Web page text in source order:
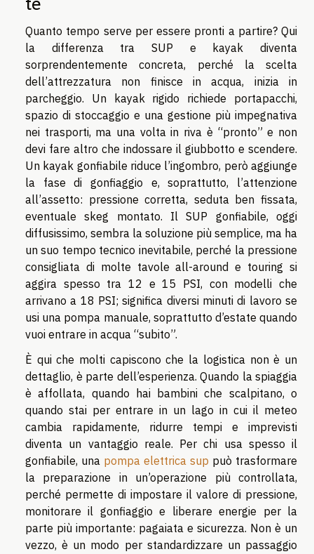
Quanto tempo serve per essere pronti a partire? Qui
la differenza tra SUP e kayak diventa
sorprendentemente concreta, perché la scelta
dell’attrezzatura non finisce in acqua, inizia in
parcheggio. Un kayak rigido richiede portapacchi,
spazio di stoccaggio e una gestione più impegnativa
nei trasporti, ma una volta in riva è “pronto” e non
devi fare altro che indossare il giubbotto e scendere.
Un kayak gonfiabile riduce l’ingombro, però aggiunge
la fase di gonfiaggio e, soprattutto, l’attenzione
all’assetto: pressione corretta, seduta ben fissata,
eventuale skeg montato. Il SUP gonfiabile, oggi
diffusissimo, sembra la soluzione più semplice, ma ha
un suo tempo tecnico inevitabile, perché la pressione
consigliata di molte tavole all-around e touring si
aggira spesso tra 12 e 15 PSI, con modelli che
arrivano a 18 PSI; significa diversi minuti di lavoro se
usi una pompa manuale, soprattutto d’estate quando
vuoi entrare in acqua “subito”.
È qui che molti capiscono che la logistica non è un
dettaglio, è parte dell’esperienza. Quando la spiaggia
è affollata, quando hai bambini che scalpitano, o
quando stai per entrare in un lago in cui il meteo
cambia rapidamente, ridurre tempi e imprevisti
diventa un vantaggio reale. Per chi usa spesso il
gonfiabile, una pompa elettrica sup può trasformare
la preparazione in un’operazione più controllata,
perché permette di impostare il valore di pressione,
monitorare il gonfiaggio e liberare energie per la
parte più importante: pagaiata e sicurezza. Non è un
vezzo, è un modo per standardizzare un passaggio